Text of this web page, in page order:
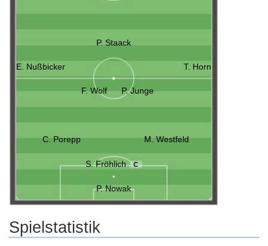
P. Staack
E. Nußbicker T. Horn
F. Wolf P. Junge
C. Porepp M. Westfeld
S. Fröhlich C
P. Nowak
Spielstatistik